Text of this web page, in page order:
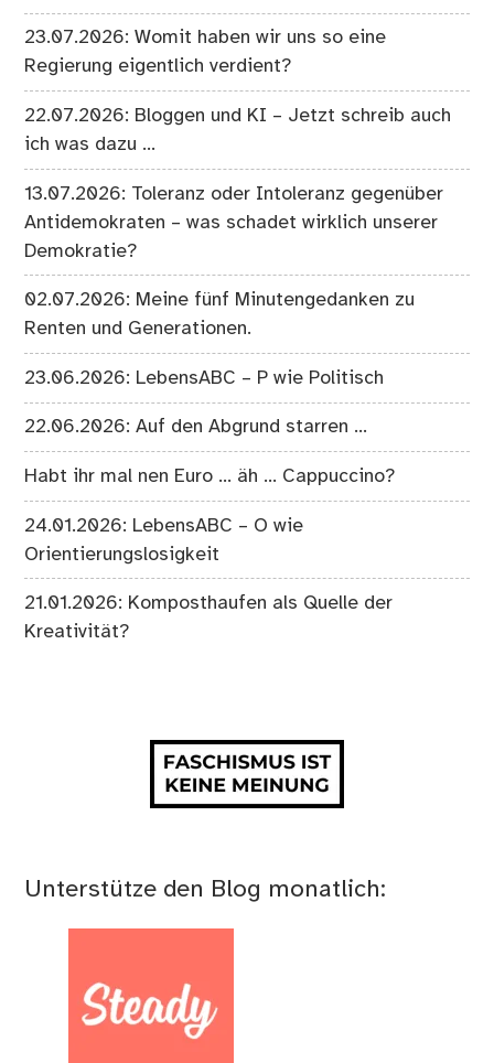
23.07.2026: Womit haben wir uns so eine
Regierung eigentlich verdient?
22.07.2026: Bloggen und KI – Jetzt schreib auch
ich was dazu …
13.07.2026: Toleranz oder Intoleranz gegenüber
Antidemokraten – was schadet wirklich unserer
Demokratie?
02.07.2026: Meine fünf Minutengedanken zu
Renten und Generationen.
23.06.2026: LebensABC – P wie Politisch
22.06.2026: Auf den Abgrund starren …
Habt ihr mal nen Euro … äh … Cappuccino?
24.01.2026: LebensABC – O wie
Orientierungslosigkeit
21.01.2026: Komposthaufen als Quelle der
Kreativität?
Unterstütze den Blog monatlich: